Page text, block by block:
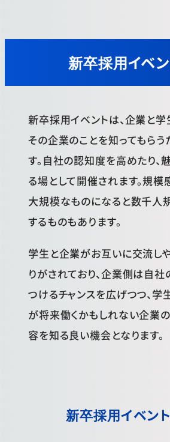
新卒採用イベ
新卒採用イベントは、企業と学
その企業のことを知ってもらう
す。自社の認知度を高めたり、
る場として開催されます。規模
大規模なものになると数千人
するものもあります。
学生と企業がお互いに交流し
りがされており、企業側は自
つけるチャンスを広げつつ、学
が将来働くかもしれない企業
容を知る良い機会となります。
新卒採用イベン